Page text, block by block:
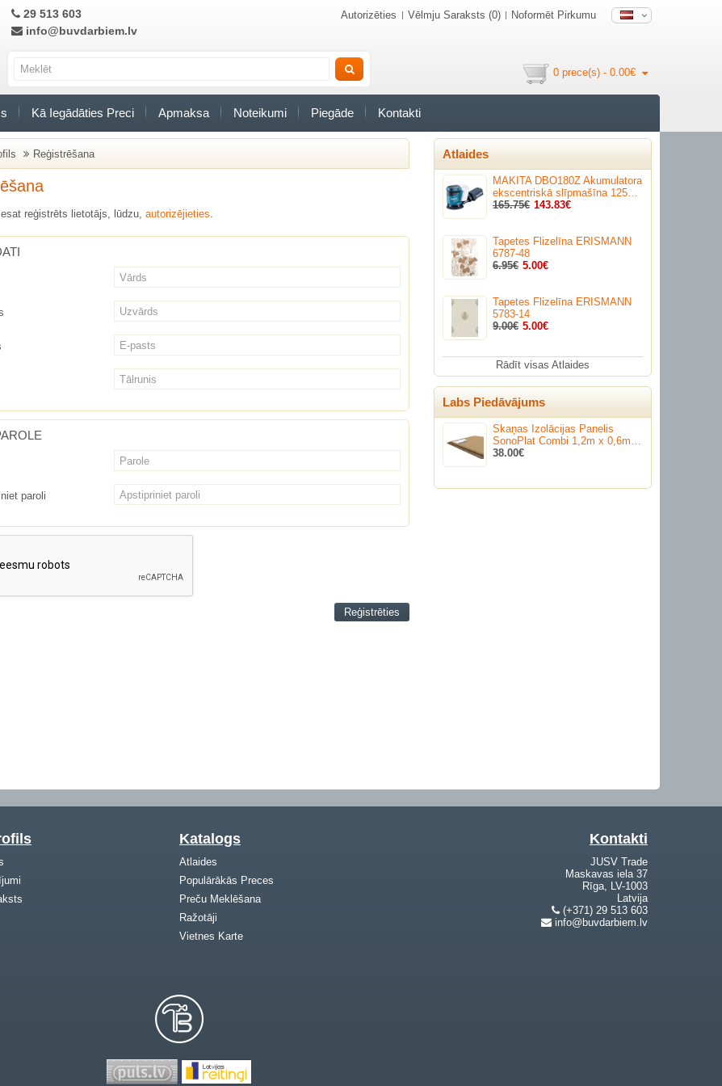
29 513 603
info@buvdarbiem.lv
Autorizēties Vēlmju Saraksts (0) Noformēt Pirkumu
0 prece(s) - 0.00€
Kā Iegādāties Preci Apmaksa Noteikumi Piegāde Kontakti
Reģistrēšana
reģistrēts lietotājs, lūdzu, autorizējieties.
paroli
Atlaides
MAKITA DBO180Z Akumulatora
ekscentriskā slīpmašīna 125…
165.75€ 143.83€
Tapetes Flizelīna ERISMANN
6787-48
6.95€ 5.00€
Tapetes Flizelīna ERISMANN
5783-14
9.00€ 5.00€
Rādīt visas Atlaides
Labs Piedāvājums
Skaņas Izolācijas Panelis
SonoPlat Combi 1,2m х 0,6m…
38.00€
Katalogs
Atlaides
Populārākās Preces
Preču Meklēšana
Ražotāji
Vietnes Karte
Kontakti
JUSV Trade
Maskavas iela 37
Rīga, LV-1003
Latvija
(+371) 29 513 603
info@buvdarbiem.lv